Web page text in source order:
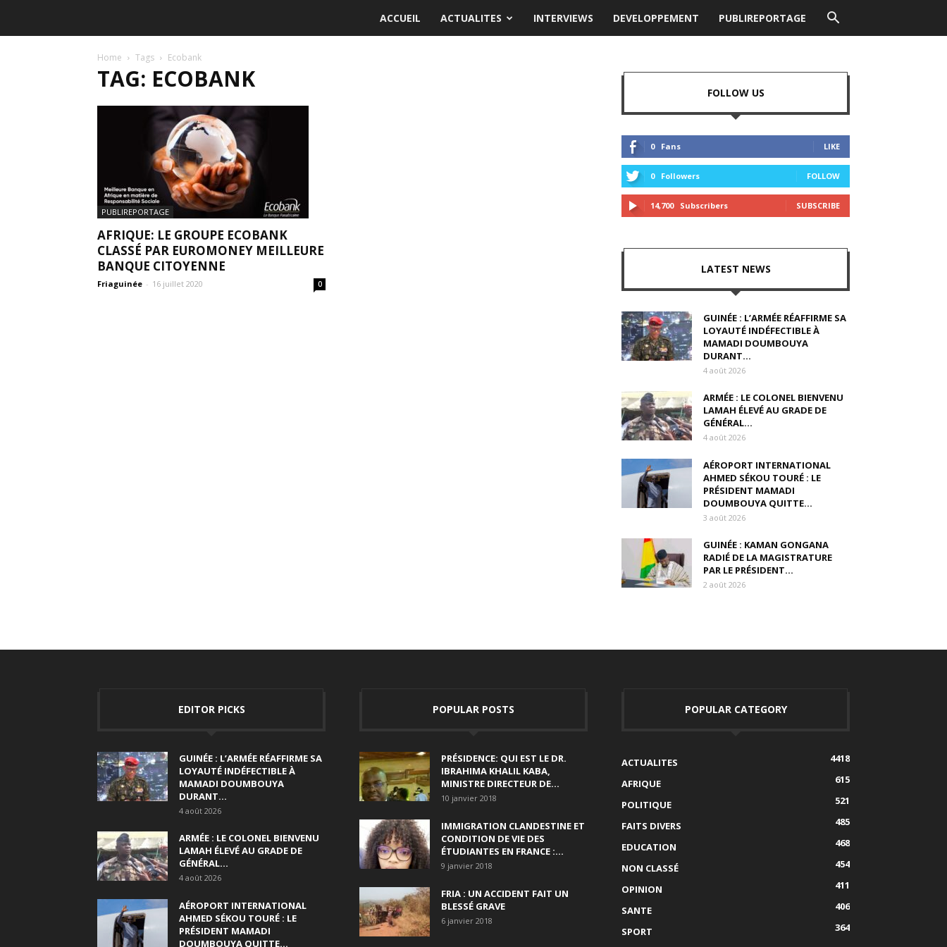
ACCUEIL ACTUALITES INTERVIEWS DEVELOPPEMENT PUBLIREPORTAGE
Home Tags Ecobank
TAG: ECOBANK
PUBLIREPORTAGE
AFRIQUE: LE GROUPE ECOBANK
CLASSÉ PAR EUROMONEY MEILLEURE
BANQUE CITOYENNE
Friaguinée - 16 juillet 2020 0
FOLLOW US
0 Fans LIKE
0 Followers FOLLOW
14,700 Subscribers SUBSCRIBE
LATEST NEWS
GUINÉE : L’ARMÉE RÉAFFIRME SA
LOYAUTÉ INDÉFECTIBLE À
MAMADI DOUMBOUYA
DURANT...
4 août 2026
ARMÉE : LE COLONEL BIENVENU
LAMAH ÉLEVÉ AU GRADE DE
GÉNÉRAL...
4 août 2026
AÉROPORT INTERNATIONAL
AHMED SÉKOU TOURÉ : LE
PRÉSIDENT MAMADI
DOUMBOUYA QUITTE...
3 août 2026
GUINÉE : KAMAN GONGANA
RADIÉ DE LA MAGISTRATURE
PAR LE PRÉSIDENT...
2 août 2026
EDITOR PICKS
GUINÉE : L’ARMÉE RÉAFFIRME SA
LOYAUTÉ INDÉFECTIBLE À
MAMADI DOUMBOUYA
DURANT...
4 août 2026
ARMÉE : LE COLONEL BIENVENU
LAMAH ÉLEVÉ AU GRADE DE
GÉNÉRAL...
4 août 2026
AÉROPORT INTERNATIONAL
AHMED SÉKOU TOURÉ : LE
PRÉSIDENT MAMADI
DOUMBOUYA QUITTE...
POPULAR POSTS
PRÉSIDENCE: QUI EST LE DR.
IBRAHIMA KHALIL KABA,
MINISTRE DIRECTEUR DE...
10 janvier 2018
IMMIGRATION CLANDESTINE ET
CONDITION DE VIE DES
ÉTUDIANTES EN FRANCE :...
9 janvier 2018
FRIA : UN ACCIDENT FAIT UN
BLESSÉ GRAVE
6 janvier 2018
POPULAR CATEGORY
ACTUALITES
4418
AFRIQUE
615
POLITIQUE
521
FAITS DIVERS
485
EDUCATION
468
NON CLASSÉ
454
OPINION
411
SANTE
406
SPORT
364